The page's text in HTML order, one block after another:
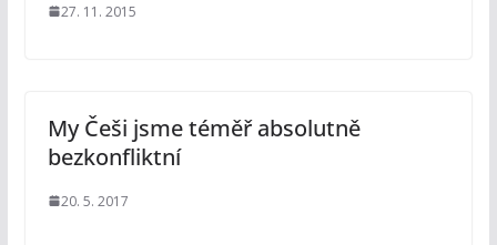
27. 11. 2015
My Češi jsme téměř absolutně
bezkonfliktní
20. 5. 2017